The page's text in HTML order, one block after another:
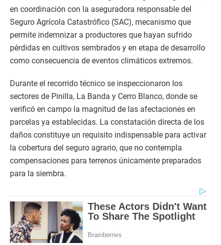
en coordinación con la aseguradora responsable del
Seguro Agrícola Catastrófico (SAC), mecanismo que
permite indemnizar a productores que hayan sufrido
pérdidas en cultivos sembrados y en etapa de desarrollo
como consecuencia de eventos climáticos extremos.
Durante el recorrido técnico se inspeccionaron los
sectores de Pinilla, La Banda y Cerro Blanco, donde se
verificó en campo la magnitud de las afectaciones en
parcelas ya establecidas. La constatación directa de los
daños constituye un requisito indispensable para activar
la cobertura del seguro agrario, que no contempla
compensaciones para terrenos únicamente preparados
para la siembra.